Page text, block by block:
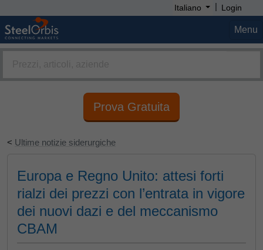
Italiano | Login
Menu
Prova Gratuita
< Ultime notizie siderurgiche
Europa e Regno Unito: attesi forti
rialzi dei prezzi con l’entrata in vigore
dei nuovi dazi e del meccanismo
CBAM